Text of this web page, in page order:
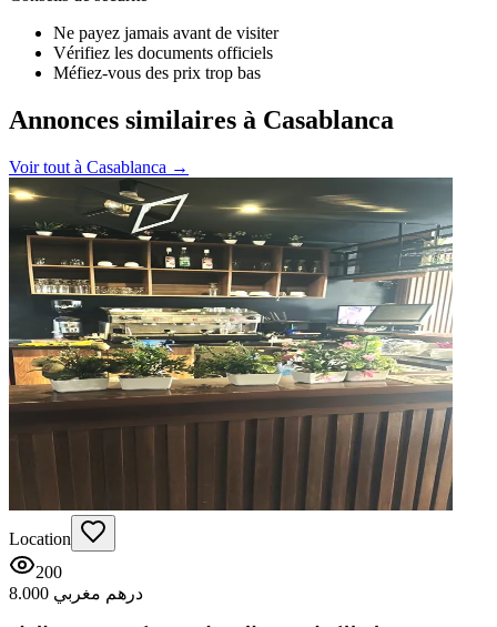
Ne payez jamais avant de visiter
Vérifiez les documents officiels
Méfiez-vous des prix trop bas
Annonces similaires à Casablanca
Voir tout à Casablanca →
Location
200
8.000 درهم مغربي